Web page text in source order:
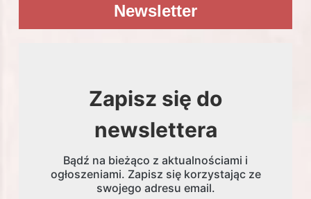
Newsletter
Zapisz się do
newslettera
Bądź na bieżąco z aktualnościami i
ogłoszeniami. Zapisz się korzystając ze
swojego adresu email.